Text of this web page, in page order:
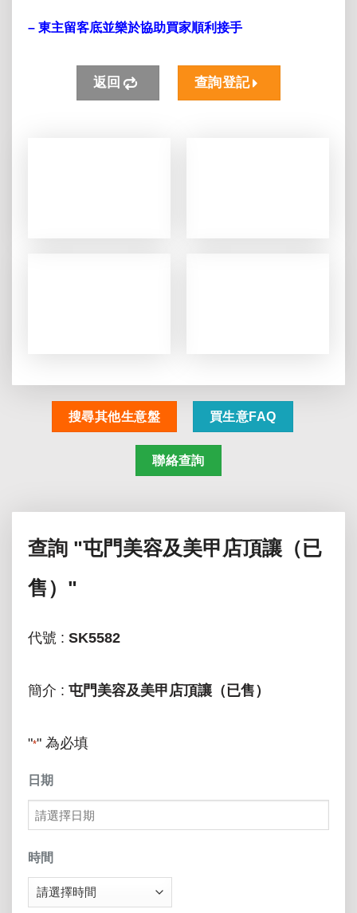
– 東主留客底並樂於協助買家順利接手
返回 查詢登記
搜尋其他生意盤 買生意FAQ
聯絡查詢
查詢 "屯門美容及美甲店頂讓（已
售）"
代號 : SK5582
簡介 : 屯門美容及美甲店頂讓（已售）
"*" 為必填
日期
MM
slash
DD
時間